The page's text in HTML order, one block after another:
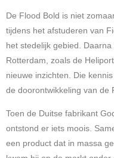
De Flood Bold is niet
tijdens het afstuderen van
het stedelijk gebied.
Rotterdam, zoals de
nieuwe inzichten. Die
de doorontwikkeling van de
Toen de Duitse fabrikant
ontstond er iets moois.
een product dat in massa